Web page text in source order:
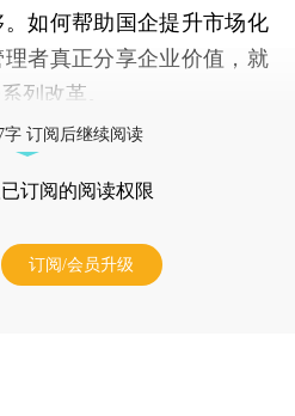
如何帮助国企提升市场化
者真正分享企业价值，就
列改革。
字 订阅后继续阅读
订阅的阅读权限
订阅/会员升级